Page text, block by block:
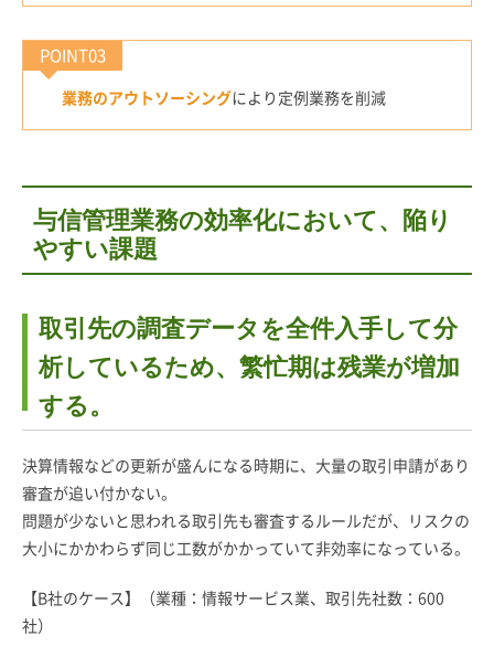
POINT03
業務のアウトソーシングにより定例業務を削減
与信管理業務の効率化において、陥り
やすい課題
取引先の調査データを全件入手して分
析しているため、繁忙期は残業が増加
する。
決算情報などの更新が盛んになる時期に、大量の取引申請があり
審査が追い付かない。
問題が少ないと思われる取引先も審査するルールだが、リスクの
大小にかかわらず同じ工数がかかっていて非効率になっている。
【B社のケース】（業種：情報サービス業、取引先社数：600
社）